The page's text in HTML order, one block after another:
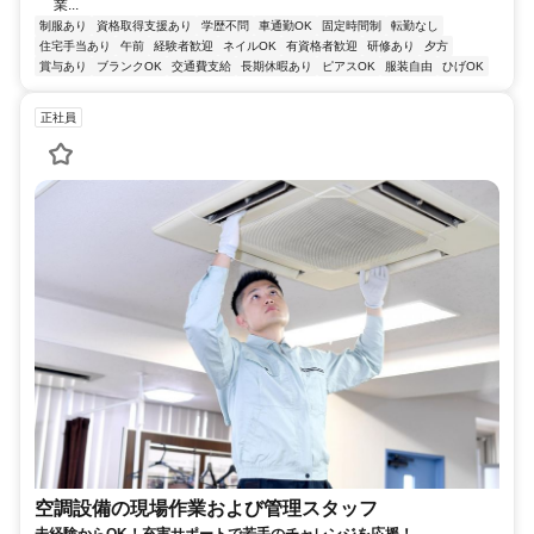
業...
制服あり 資格取得支援あり 学歴不問 車通勤OK 固定時間制
転勤なし
住宅手当あり
午前 経験者歓迎 ネイルOK 有資格者歓迎 研修あり
夕方
賞与あり
ブランクOK 交通費支給 長期休暇あり ピアスOK 服装自由 ひげOK
正社員
空調設備の現場作業および管理スタッフ